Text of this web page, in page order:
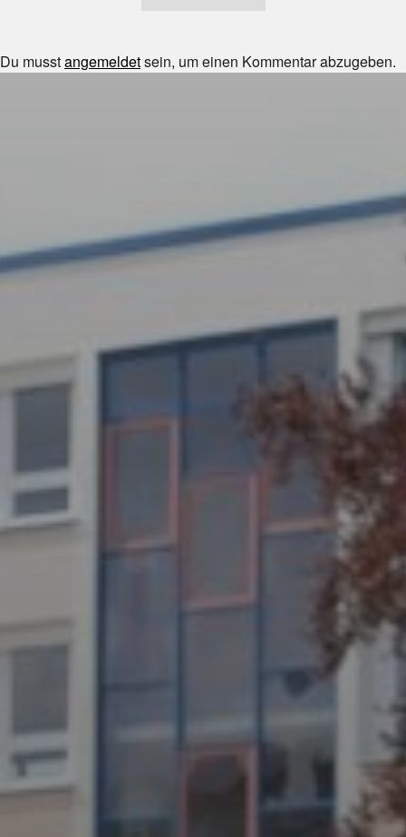
Du musstangemeldetsein, um einen Kommentar abzugeben.
JULI 8, 2026
UNSER SCHUL-/SPORTFEST
JULI 4, 2026
UNSER JAHRBUCH 2025/2026